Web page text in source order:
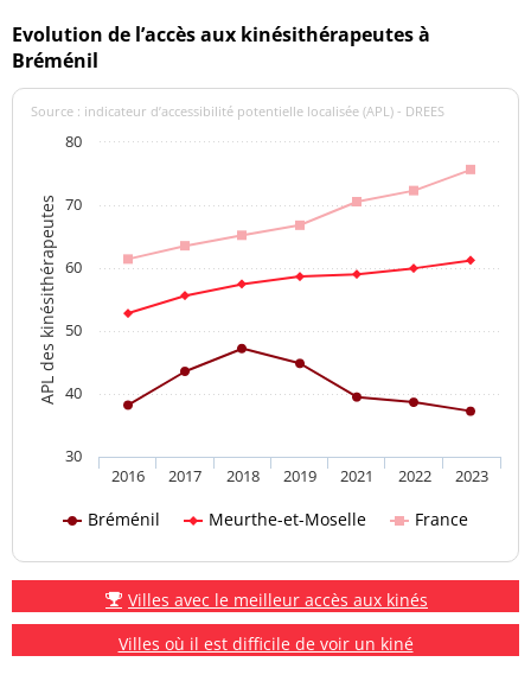
Evolution de l’accès aux kinésithérapeutes à
Bréménil
APL des kinésithérapeutes
Source : indicateur d’accessibilité potentielle localisée (APL) - DREES
Bréménil Meurthe-et-Moselle France
2016 2017 2018 2019 2021 2022 2023
30
40
50
60
70
80
Villes avec le meilleur accès aux kinés
Villes où il est difficile de voir un kiné